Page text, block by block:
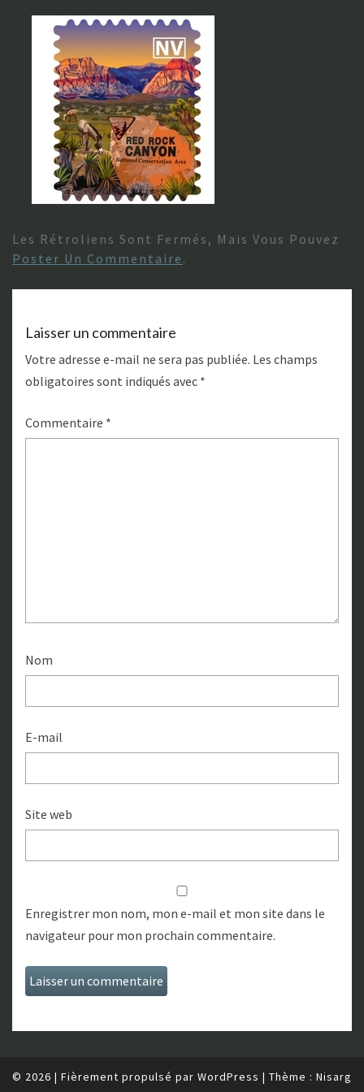
Les Rétroliens Sont Fermés, Mais Vous Pouvez
Poster Un Commentaire .
Laisser un commentaire
Votre adresse e-mail ne sera pas publiée. Les champs
obligatoires sont indiqués avec *
Commentaire *
Nom
E-mail
Site web
Enregistrer mon nom, mon e-mail et mon site dans le
navigateur pour mon prochain commentaire.
© 2026 | Fièrement propulsé par WordPress | Thème : Nisarg